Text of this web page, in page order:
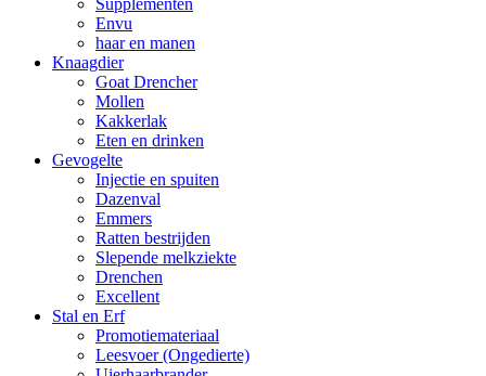
Supplementen
Envu
haar en manen
Knaagdier
Goat Drencher
Mollen
Kakkerlak
Eten en drinken
Gevogelte
Injectie en spuiten
Dazenval
Emmers
Ratten bestrijden
Slepende melkziekte
Drenchen
Excellent
Stal en Erf
Promotiemateriaal
Leesvoer (Ongedierte)